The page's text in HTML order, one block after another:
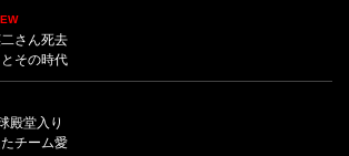
さん死去
その時代
殿堂入り
チーム愛